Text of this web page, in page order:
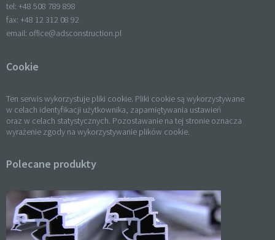
tel: +48 508 789 898
fax: +48 12 312 08 92
email: office@adsconstruction.pl
Cookie
Ten serwis wykorzystuje pliki cookie. Pliki cookie są wykorzystywane
w celach identyfikacji użytkownika, zapamiętywania ustawień
oraz w celach statystycznych. Pozostawanie na tej stronie oznacza
wyrażenie zgody na wykorzystywanie plików cookie.
Polecane produkty